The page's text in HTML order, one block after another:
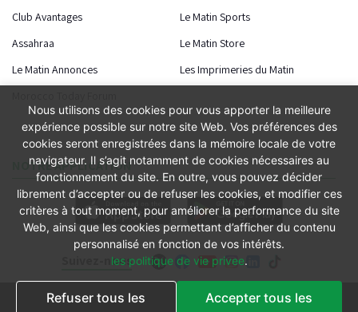
Suivez-nous
Club Avantages
Le Matin Sports
Assahraa
Le Matin Store
Le Matin Annonces
Les Imprimeries du Matin
NOTRE APPLICATION
Conditions générales
Nous utilisons des cookies pour vous apporter la meilleure
expérience possible sur notre site Web. Vos préférences des
cookies seront enregistrées dans la mémoire locale de votre
navigateur. Il s’agit notamment de cookies nécessaires au
fonctionnement du site. En outre, vous pouvez décider
librement d’accepter ou de refuser les cookies, et modifier ces
critères à tout moment, pour améliorer la performance du site
Web, ainsi que les cookies permettant d’afficher du contenu
personnalisé en fonction de vos intérêts.
les politique de vie privee.
Refuser tous les
Accepter tous les